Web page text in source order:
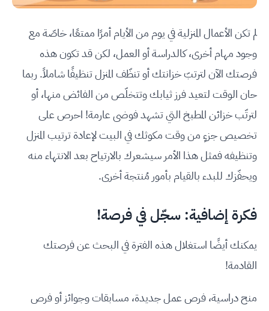
لم تكن الأعمال المنزلية في يوم من الأيام أمرًا ممتعًا، خاصّة مع
وجود مهام أخرى، كالدراسة أو العمل، لكن قد تكون هذه
فرصتك الآن لترتبّ خزانتك أو تنظّف المنزل تنظيفًا شاملاً. ربما
حان الوقت لتعيد فرز ثيابك وتتخلّص من الفائض منها، أو
لترتّب خزائن المطبخ التي تشهد فوضى عارمة! احرص على
تخصيص جزءٍ من وقت مكوثك في البيت لإعادة ترتيب المنزل
وتنظيفه فمثل هذا الأمر سيشعرك بالارتياح بعد الانتهاء منه
ويحفّزك للبدء بالقيام بأمور مُنتجة أخرى.
فكرة إضافية: سجّل في فرصة!
يمكنك أيضًا استغلال هذه الفترة في البحث عن فرصتك
القادمة!
منح دراسية، فرص عمل جديدة، مسابقات وجوائز أو فرص